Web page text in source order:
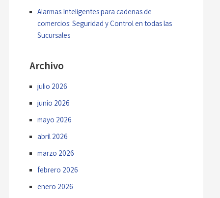
Alarmas Inteligentes para cadenas de
comercios: Seguridad y Control en todas las
Sucursales
Archivo
julio 2026
junio 2026
mayo 2026
abril 2026
marzo 2026
febrero 2026
enero 2026